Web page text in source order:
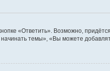
«Ответить». Возможно,
темы», «Вы можете